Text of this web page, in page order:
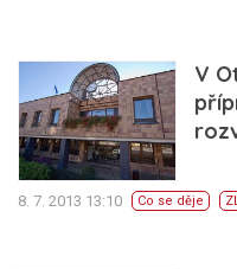
V
8. 7. 2013 13:10 Co se děje